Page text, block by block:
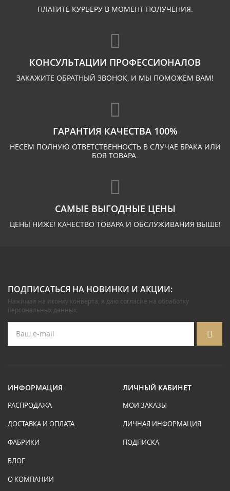
ПЛАТИТЕ КУРЬЕРУ В МОМЕНТ ПОЛУЧЕНИЯ.
КОНСУЛЬТАЦИИ ПРОФЕССИОНАЛОВ
ЗАКАЖИТЕ ОБРАТНЫЙ ЗВОНОК, И МЫ ПОМОЖЕМ ВАМ!
ГАРАНТИЯ КАЧЕСТВА 100%
НЕСЕМ ПОЛНУЮ ОТВЕТСТВЕННОСТЬ В СЛУЧАЕ БРАКА ИЛИ
БОЯ ТОВАРА.
САМЫЕ ВЫГОДНЫЕ ЦЕНЫ
ЦЕНЫ НИЖЕ! КАЧЕСТВО ТОВАРА И ОБСЛУЖИВАНИЯ ВЫШЕ!
ПОДПИСАТЬСЯ НА НОВИНКИ И АКЦИИ:
Нажимая на иконку конверта, я даю согласие на обработку
персональных данных.
ИНФОРМАЦИЯ
РАСПРОДАЖА
ДОСТАВКА И ОПЛАТА
ФАБРИКИ
БЛОГ
О КОМПАНИИ
ЛИЧНЫЙ КАБИНЕТ
МОИ ЗАКАЗЫ
ЛИЧНАЯ ИНФОРМАЦИЯ
ПОДПИСКА